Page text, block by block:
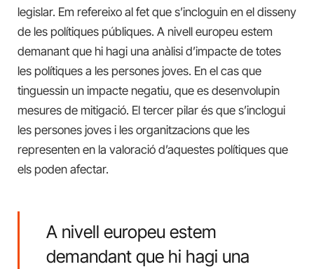
legislar. Em refereixo al fet que s’incloguin en el disseny
de les polítiques públiques. A nivell europeu estem
demanant que hi hagi una anàlisi d’impacte de totes
les polítiques a les persones joves. En el cas que
tinguessin un impacte negatiu, que es desenvolupin
mesures de mitigació. El tercer pilar és que s’inclogui
les persones joves i les organitzacions que les
representen en la valoració d’aquestes polítiques que
els poden afectar.
A nivell europeu estem
demandant que hi hagi una